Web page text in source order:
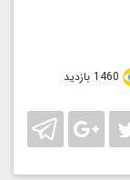
1460 بازدید